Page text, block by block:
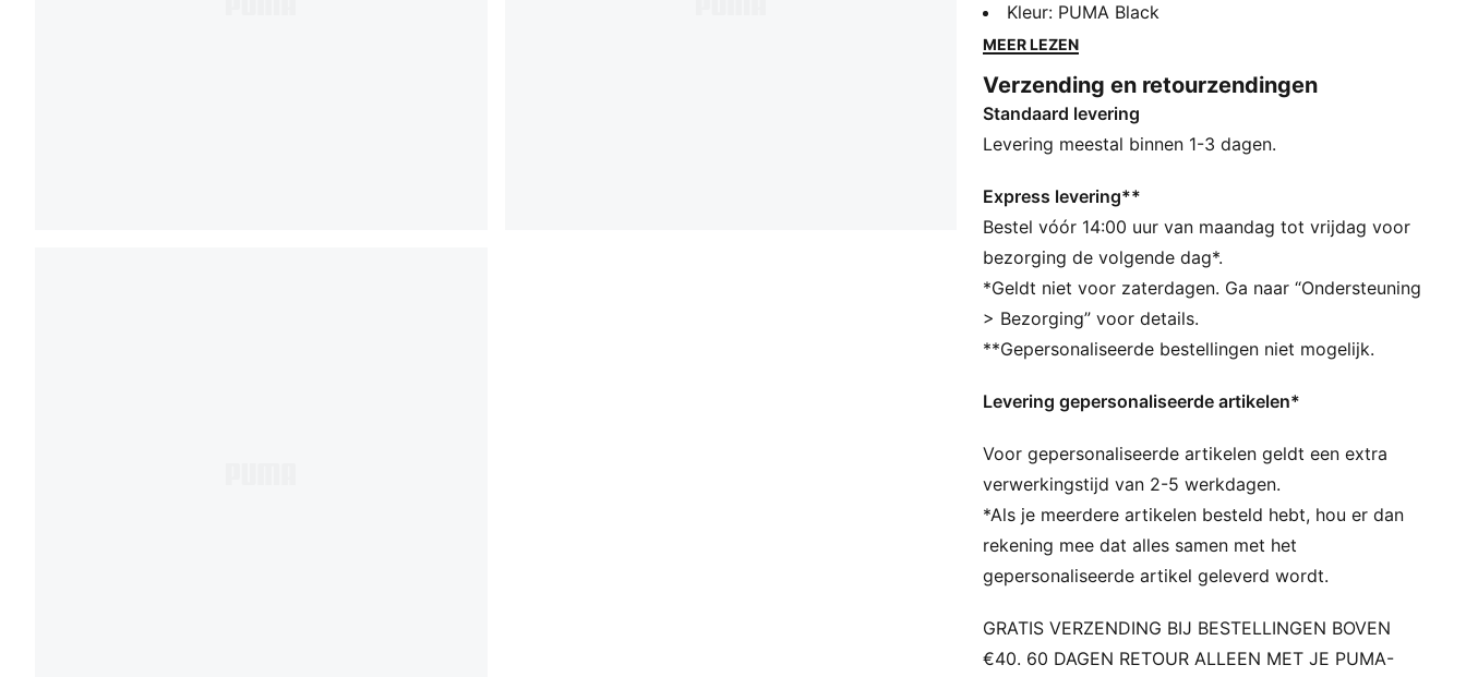
graag een statement wil maken en gemaakt voor
ultieme stijl en dagelijks gebruik. Pronk met je PUMA
ALLE INS EN OUTS
Gemaakt met minstens 20% gerecycled katoen
DETAILS
Single jersey
Normale lengte
Ronde hals
Korte mouwen
PUMA-merkdetails
PUMA voor kinderen: aanbevolen voor jonge kinderen
tussen 4 en 8 jaar
Kleur: PUMA Black
MEER LEZEN
Verzending en retourzendingen
Standaard levering
Levering meestal binnen 1-3 dagen.
Express levering**
Bestel vóór 14:00 uur van maandag tot vrijdag voor
bezorging de volgende dag*.
*Geldt niet voor zaterdagen. Ga naar “Ondersteuning
> Bezorging” voor details.
**Gepersonaliseerde bestellingen niet mogelijk.
Levering gepersonaliseerde artikelen*
Voor gepersonaliseerde artikelen geldt een extra
verwerkingstijd van 2-5 werkdagen.
*Als je meerdere artikelen besteld hebt, hou er dan
rekening mee dat alles samen met het
gepersonaliseerde artikel geleverd wordt.
GRATIS VERZENDING BIJ BESTELLINGEN BOVEN
€40. 60 DAGEN RETOUR ALLEEN MET JE PUMA-